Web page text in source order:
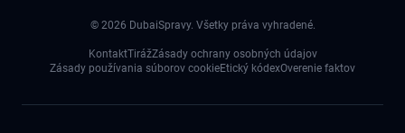
© 2026 DubaiSpravy. Všetky práva vyhradené.
KontaktTirážZásady ochrany osobných údajov
Zásady používania súborov cookieEtický kódexOverenie faktov